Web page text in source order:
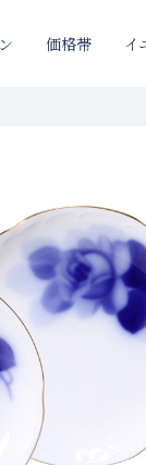
価格帯 イ